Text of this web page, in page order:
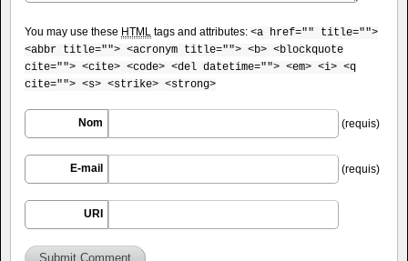
You may use these HTML tags and attributes: <a href="" title="">
<abbr title=""> <acronym title=""> <b> <blockquote
cite=""> <cite> <code> <del datetime=""> <em> <i> <q
cite=""> <s> <strike> <strong>
Nom (requis)
E-mail (requis)
URI